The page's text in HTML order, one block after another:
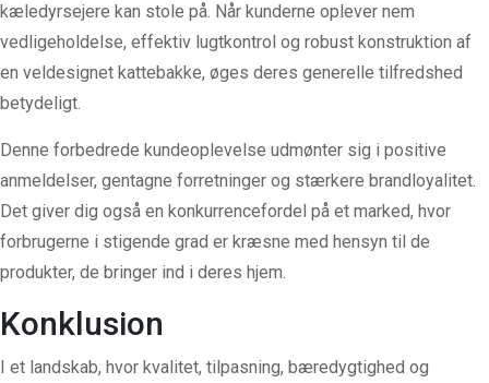
kæledyrsejere kan stole på. Når kunderne oplever nem
vedligeholdelse, effektiv lugtkontrol og robust konstruktion af
en veldesignet kattebakke, øges deres generelle tilfredshed
betydeligt.
Denne forbedrede kundeoplevelse udmønter sig i positive
anmeldelser, gentagne forretninger og stærkere brandloyalitet.
Det giver dig også en konkurrencefordel på et marked, hvor
forbrugerne i stigende grad er kræsne med hensyn til de
produkter, de bringer ind i deres hjem.
Konklusion
I et landskab, hvor kvalitet, tilpasning, bæredygtighed og